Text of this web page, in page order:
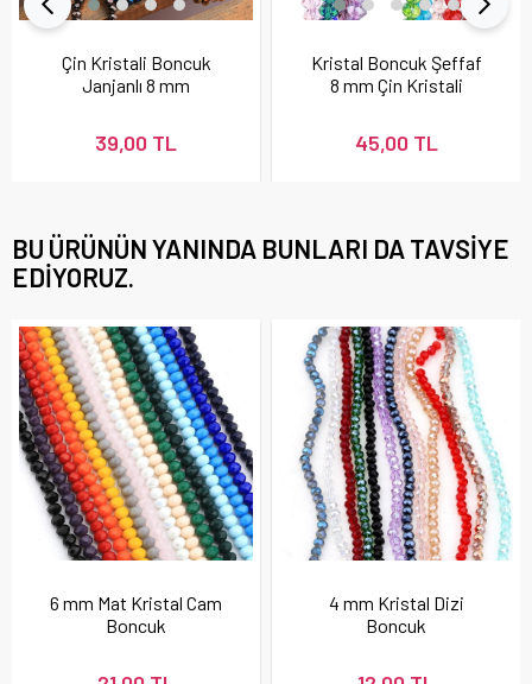
Çin Kristali Boncuk
Janjanlı 8 mm
39,00 TL
Kristal Boncuk Şeffaf
8 mm Çin Kristali
45,00 TL
BU ÜRÜNÜN YANINDA BUNLARI DA TAVSIYE
EDIYORUZ.
6 mm Mat Kristal Cam
Boncuk
4 mm Kristal Dizi
Boncuk